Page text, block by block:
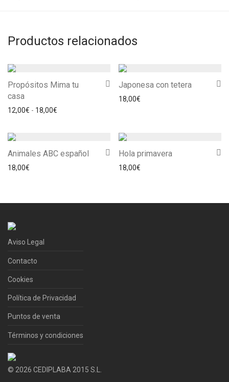
Productos relacionados
Propósitos Mima tu
casa
12,00€ - 18,00€
Japonesa con tetera
18,00€
Animales ABC español
18,00€
Hola primavera
18,00€
Aviso Legal
Contacto
Cookies
Política de Privacidad
Puntos de venta
Términos y condiciones
© 2026 CEDIPLABA 2015 S.L.